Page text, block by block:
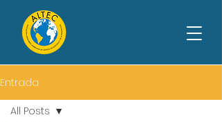
Entrada
All Posts